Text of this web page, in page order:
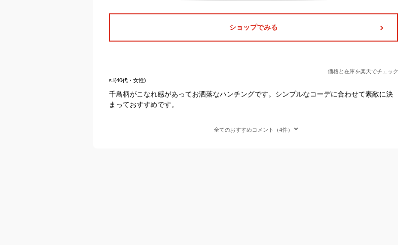
ショップでみる
価格と在庫を楽天でチェック
s.i(40代・女性)
千鳥柄がこなれ感があってお洒落なハンチングです。シンプルなコーデに合わせて素敵に決
まっておすすめです。
全てのおすすめコメント（4件）